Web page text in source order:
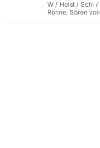
W / Holst / Schi /
Rönne, Sören von